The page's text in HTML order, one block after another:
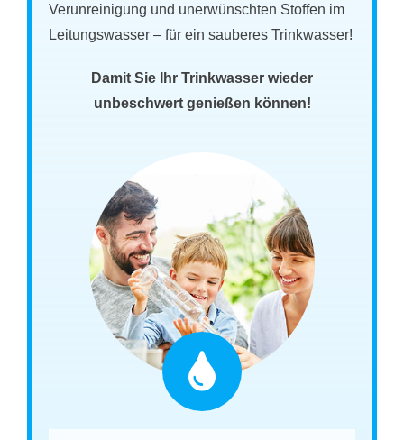
Verunreinigung und unerwünschten Stoffen im
Leitungswasser – für ein sauberes Trinkwasser!
Damit Sie Ihr Trinkwasser wieder
unbeschwert genießen können!